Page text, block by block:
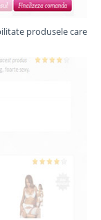
produsele care